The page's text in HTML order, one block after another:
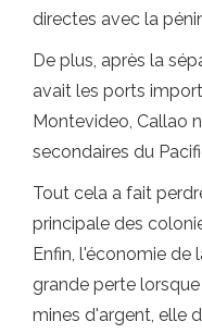
directes avec la
De plus, après la
avait les ports
Montevideo, Callao
secondaires du
Tout cela a fait
principale des
Enfin, l'économie de
grande perte
mines d'argent, elle